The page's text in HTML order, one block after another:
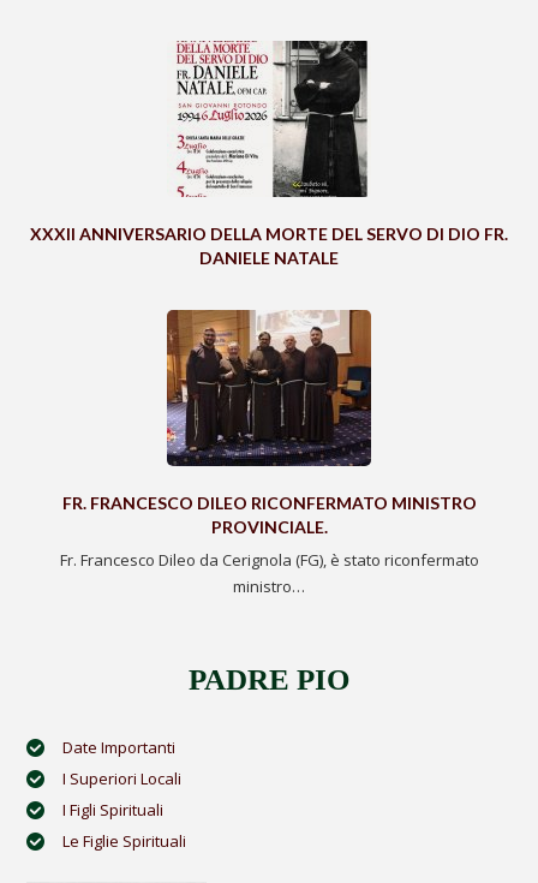
XXXII ANNIVERSARIO DELLA MORTE DEL SERVO DI DIO FR.
DANIELE NATALE
FR. FRANCESCO DILEO RICONFERMATO MINISTRO
PROVINCIALE.
Fr. Francesco Dileo da Cerignola (FG), è stato riconfermato
ministro…
PADRE PIO
Date Importanti
I Superiori Locali
I Figli Spirituali
Le Figlie Spirituali